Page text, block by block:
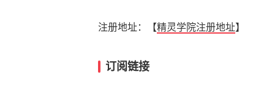
注册地址：【精灵学院注册地址】
订阅链接